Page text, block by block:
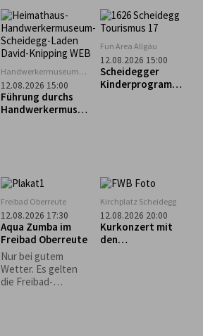
Naturbilder und
Karten und je nach
Wetterlage ein
großes
Gemeinschaftsbild.
Handwerkermuseum
„Heimathaus"
Scheidegg
12.08.2026 15:00
Führung durchs
Handwerkermuseu
Fun Area Allgäu
12.08.2026 15:00
Scheidegger
Kinderprogramm:
Freibad Oberreute
12.08.2026 17:30
Aqua Zumba im
Freibad Oberreute
Nur bei gutem
Wetter. Es gelten
die Freibad-
Kirchplatz Scheidegg
12.08.2026 20:00
Kurkonzert mit
den